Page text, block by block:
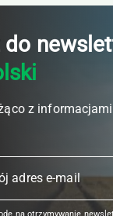
do
z